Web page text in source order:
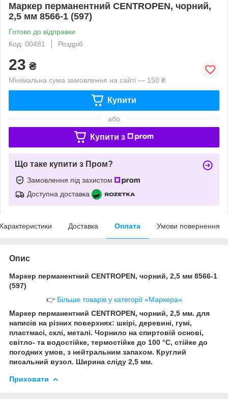
Маркер перманентний CENTROPEN, чорний,
2,5 мм 8566-1 (597)
Готово до відправки
Код: 00481
Роздріб
23 ₴
Мінімальна сума замовлення на сайті — 150 ₴
Купити
або
Купити з
Що таке купити з Пром?
Замовлення під захистом
Доступна доставка
Доставка Оплата Умови повернення
Опис
Маркер перманентний CENTROPEN, чорний, 2,5 мм 8566-1
(597)
👉 Більше товарів у категорії «Маркера»
Маркер перманентний CENTROPEN, чорний, 2,5 мм. для
написів на різних поверхнях: шкірі, деревині, гумі,
пластмасі, склі, металі. Чорнило на спиртовій основі,
світло- та водостійке, термостійке до 100 °C, стійке до
погодних умов, з нейтральним запахом. Круглий
писальний вузол. Ширина сліду 2,5 мм.
Приховати